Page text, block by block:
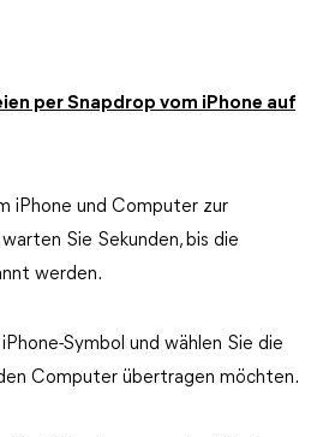
per Snapdrop vom iPhone auf
iPhone und Computer zur
Sie Sekunden, bis die
werden.
Symbol und wählen Sie die
Computer übertragen möchten.